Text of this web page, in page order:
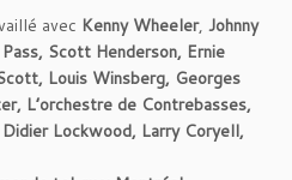
avec Kenny Wheeler, Johnny
Scott Henderson, Ernie
Louis Winsberg, Georges
L’orchestre de Contrebasses,
Lockwood, Larry Coryell,